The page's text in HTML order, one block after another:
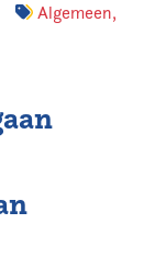
Algemeen,